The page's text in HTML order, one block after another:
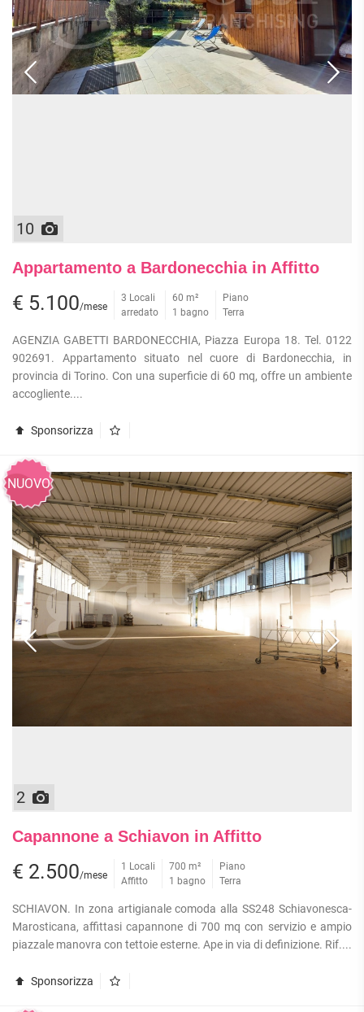
10
Appartamento a Bardonecchia in Affitto
€ 5.100/mese
3 Locali
arredato
60 m²
1 bagno
Piano
Terra
AGENZIA GABETTI BARDONECCHIA, Piazza Europa 18. Tel. 0122
902691. Appartamento situato nel cuore di Bardonecchia, in
provincia di Torino. Con una superficie di 60 mq, offre un ambiente
accogliente....
Sponsorizza
2
NUOVO
Capannone a Schiavon in Affitto
€ 2.500/mese
1 Locali
Affitto
700 m²
1 bagno
Piano
Terra
SCHIAVON. In zona artigianale comoda alla SS248 Schiavonesca-
Marosticana, affittasi capannone di 700 mq con servizio e ampio
piazzale manovra con tettoie esterne. Ape in via di definizione. Rif....
Sponsorizza